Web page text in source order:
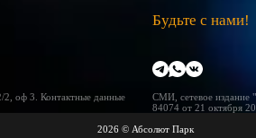
Будьте с нами!
оф 3. Контактные данные
СМИ, сетевое издание
84074 от 21 октября
2026 © Абсолют Парк